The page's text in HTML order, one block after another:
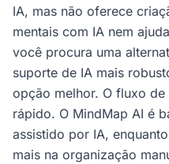
IA, mas não oferece
mentais com IA nem
você procura uma
suporte de IA mais
opção melhor. O fluxo
rápido. O MindMap AI é
assistido por IA,
mais na organização